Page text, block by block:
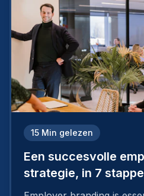
15 Min gelezen
Een succesvolle
strategie, in 7